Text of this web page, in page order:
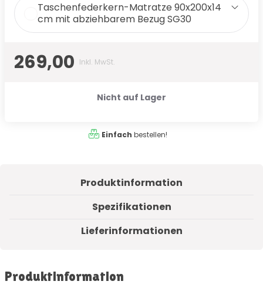
Taschenfederkern-Matratze 90x200x14
cm mit abziehbarem Bezug SG30
269,00 Inkl. MwSt.
Nicht auf Lager
Einfach bestellen!
Produktinformation
Spezifikationen
Lieferinformationen
Produktinformation